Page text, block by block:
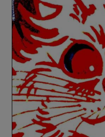
Recensioni
Primo Piano
Interviste
RUBRICHE